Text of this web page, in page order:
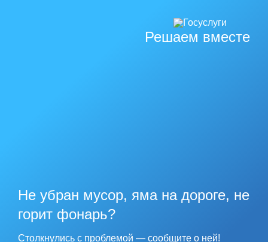
Решаем вместе
Не убран мусор, яма на дороге, не
горит фонарь?
Столкнулись с проблемой — сообщите о ней!